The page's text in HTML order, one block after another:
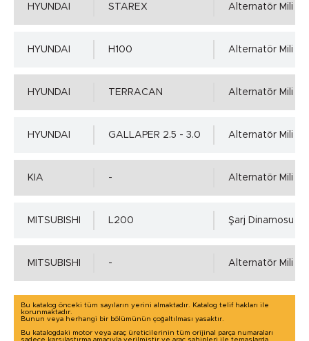
-0.11 mm.
Ra=0,2÷0,8µm, Rz=1,0÷5,0µm, Rmax=6,3µm
0.00 mm.
HYUNDAI STAREX Alternatör Mili
HYUNDAI H100 Alternatör Mili
HYUNDAI TERRACAN Alternatör Mili
HYUNDAI GALLAPER 2.5 - 3.0 Alternatör Mili
KIA - Alternatör Mili
MITSUBISHI L200 Şarj Dinamosu
MITSUBISHI - Alternatör Mili
Bu katalog önceki tüm sayıların yerini almaktadır. Katalog telif hakları ile
korunmaktadır.
Bunun veya herhangi bir bölümünün çoğaltılması yasaktır.
Bu katalogdaki motor veya araç üreticilerinin tüm orijinal parça numaraları
sadece karşılaştırma amacıyla verilmiştir ve araç sahipleri ile temaslarda